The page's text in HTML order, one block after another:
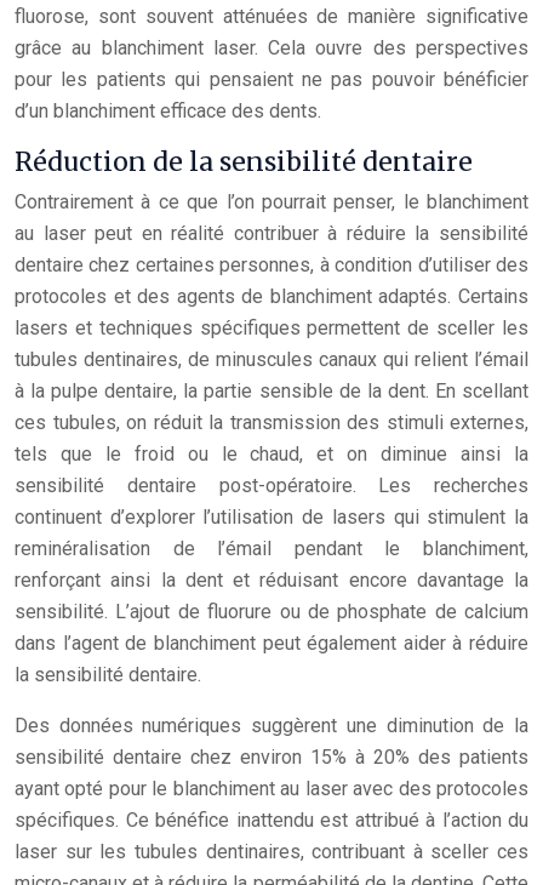
fluorose, sont souvent atténuées de manière significative
grâce au blanchiment laser. Cela ouvre des perspectives
pour les patients qui pensaient ne pas pouvoir bénéficier
d’un blanchiment efficace des dents.
Réduction de la sensibilité dentaire
Contrairement à ce que l’on pourrait penser, le blanchiment
au laser peut en réalité contribuer à réduire la sensibilité
dentaire chez certaines personnes, à condition d’utiliser des
protocoles et des agents de blanchiment adaptés. Certains
lasers et techniques spécifiques permettent de sceller les
tubules dentinaires, de minuscules canaux qui relient l’émail
à la pulpe dentaire, la partie sensible de la dent. En scellant
ces tubules, on réduit la transmission des stimuli externes,
tels que le froid ou le chaud, et on diminue ainsi la
sensibilité dentaire post-opératoire. Les recherches
continuent d’explorer l’utilisation de lasers qui stimulent la
reminéralisation de l’émail pendant le blanchiment,
renforçant ainsi la dent et réduisant encore davantage la
sensibilité. L’ajout de fluorure ou de phosphate de calcium
dans l’agent de blanchiment peut également aider à réduire
la sensibilité dentaire.
Des données numériques suggèrent une diminution de la
sensibilité dentaire chez environ 15% à 20% des patients
ayant opté pour le blanchiment au laser avec des protocoles
spécifiques. Ce bénéfice inattendu est attribué à l’action du
laser sur les tubules dentinaires, contribuant à sceller ces